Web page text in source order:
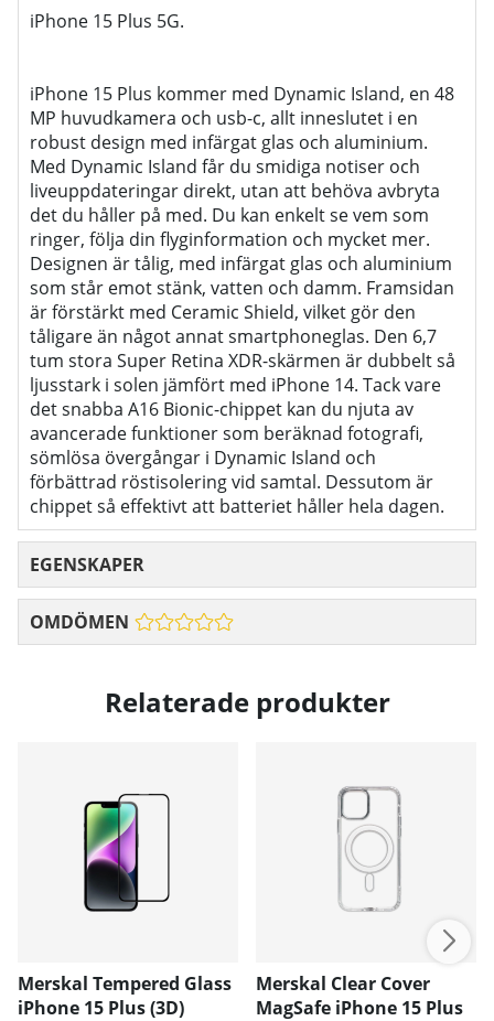
iPhone 15 Plus 5G.
iPhone 15 Plus kommer med Dynamic Island, en 48
MP huvudkamera och usb-c, allt inneslutet i en
robust design med infärgat glas och aluminium.
Med Dynamic Island får du smidiga notiser och
liveuppdateringar direkt, utan att behöva avbryta
det du håller på med. Du kan enkelt se vem som
ringer, följa din flyginformation och mycket mer.
Designen är tålig, med infärgat glas och aluminium
som står emot stänk, vatten och damm. Framsidan
är förstärkt med Ceramic Shield, vilket gör den
tåligare än något annat smartphoneglas. Den 6,7
tum stora Super Retina XDR-skärmen är dubbelt så
ljusstark i solen jämfört med iPhone 14. Tack vare
det snabba A16 Bionic-chippet kan du njuta av
avancerade funktioner som beräknad fotografi,
sömlösa övergångar i Dynamic Island och
förbättrad röstisolering vid samtal. Dessutom är
chippet så effektivt att batteriet håller hela dagen.
EGENSKAPER
OMDÖMEN
Relaterade produkter
Merskal Tempered Glass
iPhone 15 Plus (3D)
Merskal Clear Cover
MagSafe iPhone 15 Plus